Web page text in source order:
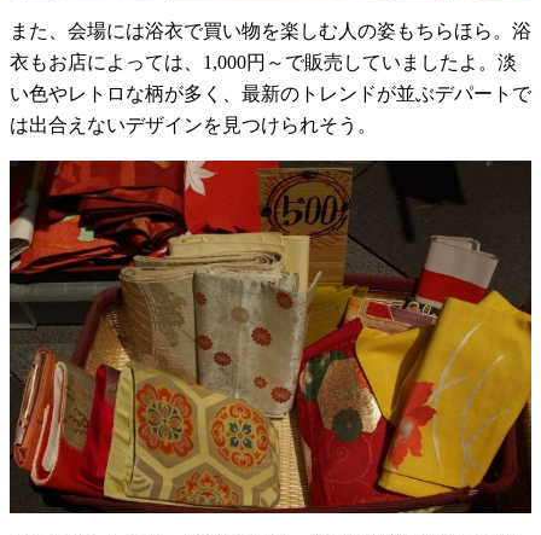
また、会場には浴衣で買い物を楽しむ人の姿もちらほら。浴
衣もお店によっては、1,000円～で販売していましたよ。淡
い色やレトロな柄が多く、最新のトレンドが並ぶデパートで
は出合えないデザインを見つけられそう。